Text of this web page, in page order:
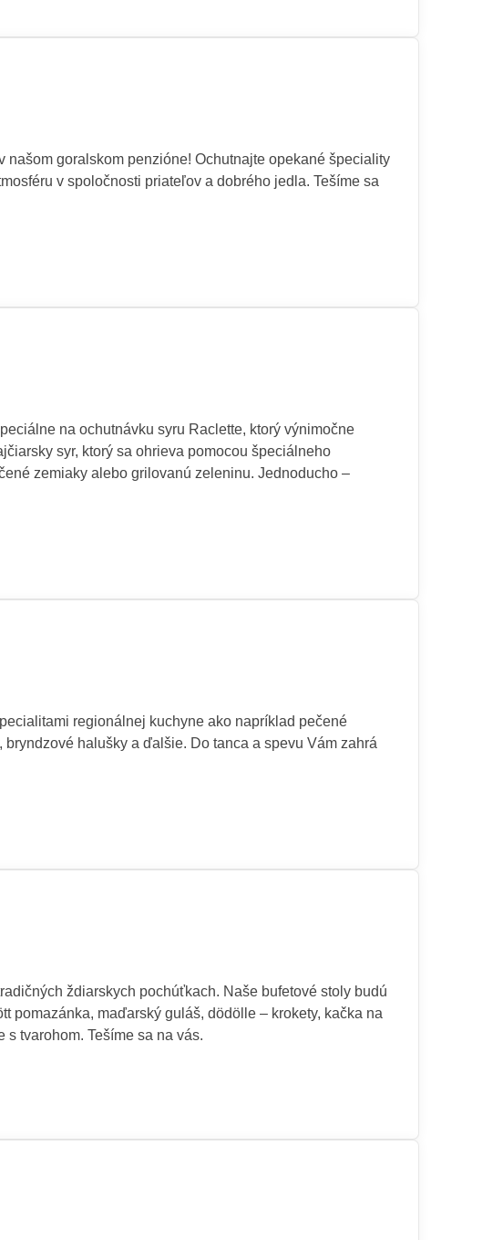
goralskom penzióne! Ochutnajte opekané špeciality
v spoločnosti priateľov a dobrého jedla. Tešíme sa
na ochutnávku syru Raclette, ktorý výnimočne
syr, ktorý sa ohrieva pomocou špeciálneho
zemiaky alebo grilovanú zeleninu. Jednoducho –
regionálnej kuchyne ako napríklad pečené
halušky a ďalšie. Do tanca a spevu Vám zahrá
ždiarskych pochúťkach. Naše bufetové stoly budú
pomazánka, maďarský guláš, dödölle – krokety, kačka na
tvarohom. Tešíme sa na vás.